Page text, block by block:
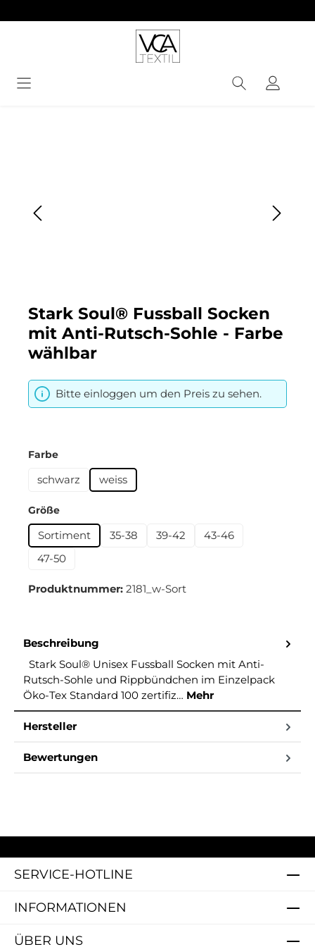
Stark Soul® Fussball Socken
mit Anti-Rutsch-Sohle - Farbe
wählbar
Bitte einloggen um den Preis zu sehen.
Farbeauswählen
schwarz weiss
Größeauswählen
Sortiment 35-38 39-42
43-46
47-50
Produktnummer: 2181_w-Sort
Beschreibung
Stark Soul® Unisex Fussball Socken mit Anti-
Rutsch-Sohle und Rippbündchen im Einzelpack
Öko-Tex Standard 100 zertifiz… Mehr
Hersteller
Bewertungen
SERVICE-HOTLINE
INFORMATIONEN
ÜBER UNS